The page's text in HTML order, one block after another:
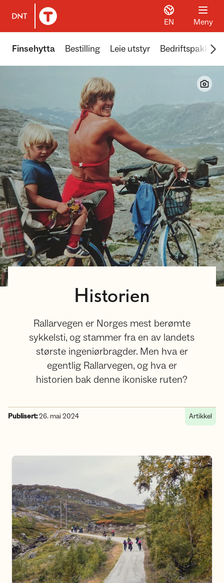
Til DNT.no forside
EN Meny
Finsehytta Bestilling Leie utstyr Bedriftspakker
Historien
Rallarvegen er Norges mest berømte
sykkelsti, og stammer fra en av landets
største ingeniørbragder. Men hva er
egentlig Rallarvegen, og hva er
historien bak denne ikoniske ruten?
Publisert:26. mai 2024 Artikkel
Rallarvegens historie